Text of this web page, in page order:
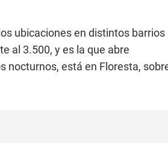
ubicaciones en distintos barrios
al 3.500, y es la que abre
nocturnos, está en Floresta,